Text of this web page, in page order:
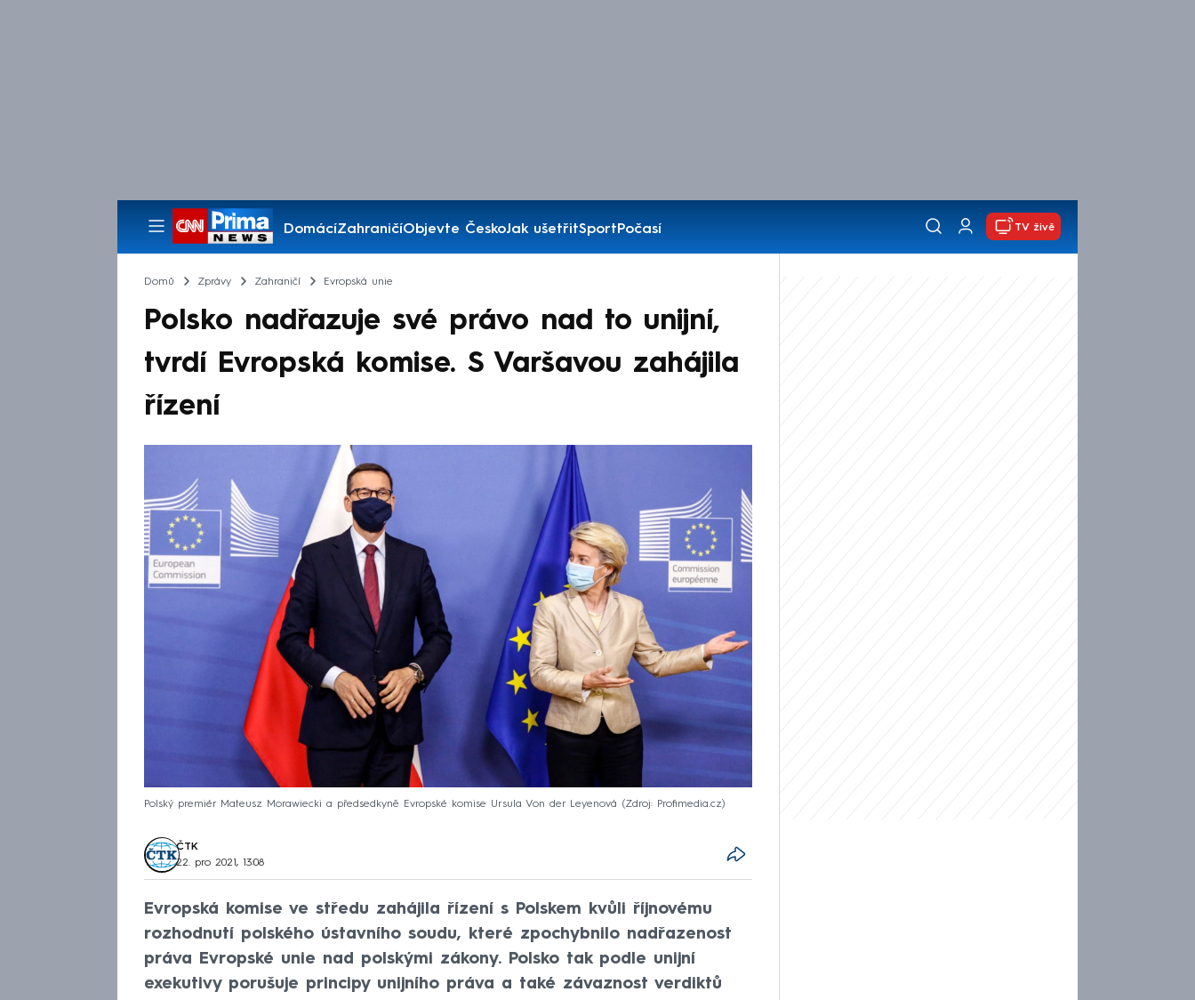
DomácíZahraničíObjevte ČeskoJak ušetřitSportPočasí
Pořady
TV živě
Domů Zprávy Zahraničí Evropská unie
Polsko nadřazuje své právo nad to unijní,
tvrdí Evropská komise. S Varšavou zahájila
řízení
Polský premiér Mateusz Morawiecki a předsedkyně Evropské komise Ursula Von der Leyenová Zdroj: Profimedia.cz
ČTK
22. pro 2021, 13:08
Evropská komise ve středu zahájila řízení s Polskem kvůli říjnovému
rozhodnutí polského ústavního soudu, které zpochybnilo nadřazenost
práva Evropské unie nad polskými zákony. Polsko tak podle unijní
exekutivy porušuje principy unijního práva a také závaznost verdiktů